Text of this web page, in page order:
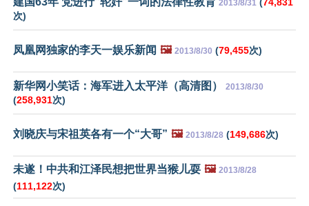
2013/8/31
次)
凤凰网独家的李天一娱乐新闻 🖼️ 2013/8/30 (79,455次)
新华网小笑话：海军进入太平洋（高清图） 2013/8/30
(258,931次)
刘晓庆与宋祖英各有一个“大哥” 🖼️ 2013/8/28 (149,686次)
未遂！中共和江泽民想把世界当猴儿耍 🖼️ 2013/8/28
(111,122次)